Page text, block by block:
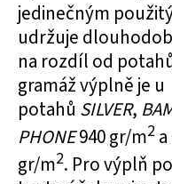
jedinečným
udržuje
na rozdíl od
gramáž výplně je u
potahů SILVER,
PHONE940 gr/m2
gr/m2. Pro výplň